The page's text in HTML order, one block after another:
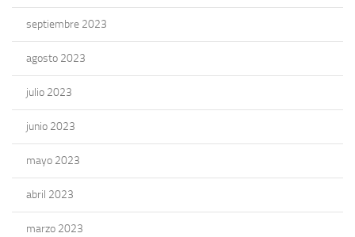
septiembre 2023
agosto 2023
julio 2023
junio 2023
mayo 2023
abril 2023
marzo 2023